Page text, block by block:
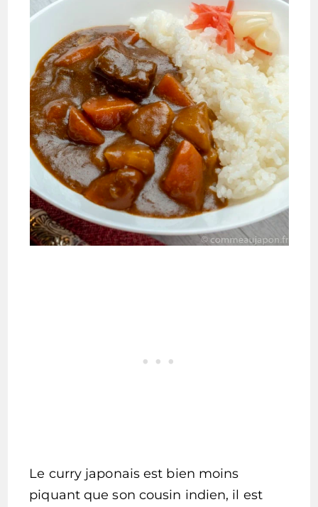
Le curry japonais est bien moins
piquant que son cousin indien, il est